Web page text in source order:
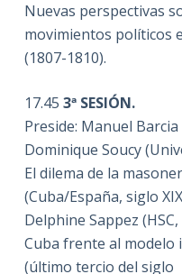
Nuevas perspectivas
movimientos políticos
(1807-1810).
17.45 3ª SESIÓN.
Preside: Manuel Barcia
Dominique Soucy
El dilema de la
(Cuba/España, siglo
Delphine Sappez (HSC,
Cuba frente al modelo
(último tercio del siglo